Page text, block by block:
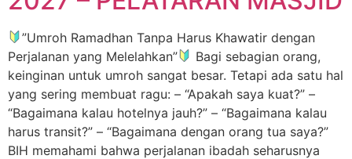
”Umroh Ramadhan Tanpa Harus Khawatir dengan
Perjalanan yang Melelahkan”
Bagi sebagian orang,
keinginan untuk umroh sangat besar. Tetapi ada satu hal
yang sering membuat ragu: – “Apakah saya kuat?” –
“Bagaimana kalau hotelnya jauh?” – “Bagaimana kalau
harus transit?” – “Bagaimana dengan orang tua saya?”
BIH memahami bahwa perjalanan ibadah seharusnya